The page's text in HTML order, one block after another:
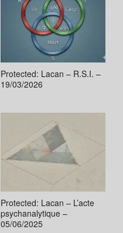
Protected: Lacan – R.S.I. –
19/03/2026
Protected: Lacan – L’acte
psychanalytique –
05/06/2025